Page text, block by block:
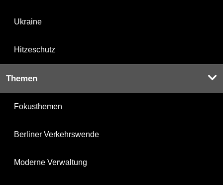
Ukraine
Hitzeschutz
Themen
Fokusthemen
Berliner Verkehrswende
Moderne Verwaltung